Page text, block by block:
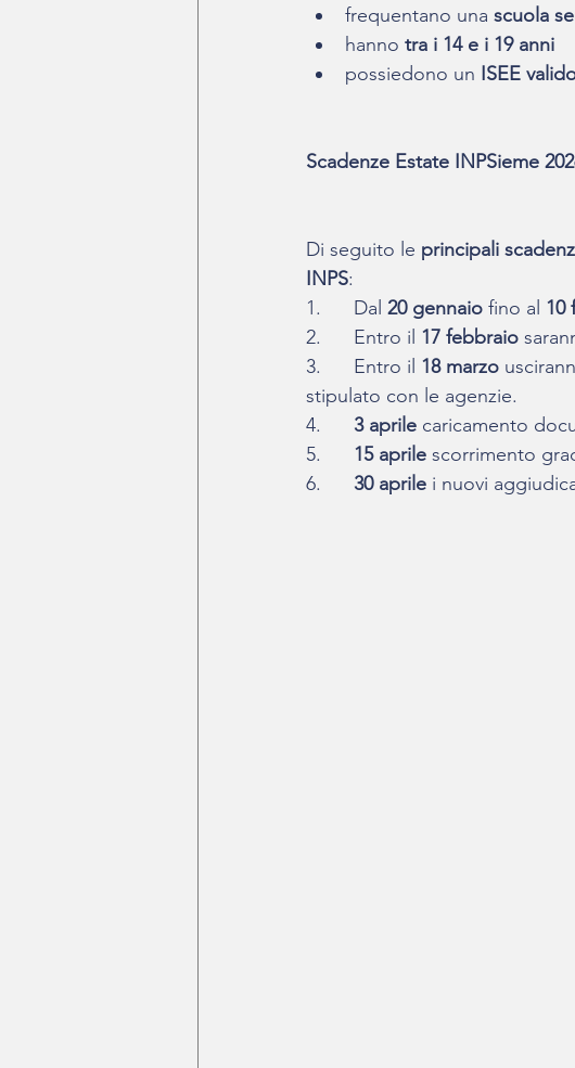
frequentano una scuola
hanno tra i 14 e i 19 anni
possiedono un ISEE
Scadenze Estate INPSieme
Di seguito le principali
INPS:
1.      Dal 20 gennaio fino al 10
2.      Entro il 17 febbraio
3.      Entro il 18 marzo
stipulato con le agenzie.
4. 3 aprile caricamento
5. 15 aprile scorrimento
6. 30 aprile i nuovi